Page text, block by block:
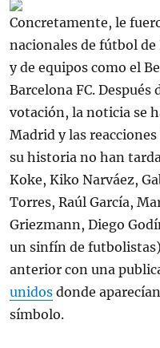
Concretamente, le
nacionales de fútbol
y de equipos como el
Barcelona FC.
votación, la noticia se
Madrid y las
su historia no han
Koke, Kiko Narváez,
Torres, Raúl García,
Griezmann, Diego
un sinfín de
anterior con una
unidosdonde
símbolo.